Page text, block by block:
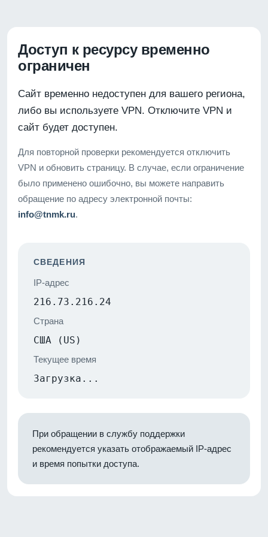
Доступ к ресурсу временно
ограничен
Сайт временно недоступен для вашего региона,
либо вы используете VPN. Отключите VPN и
сайт будет доступен.
Для повторной проверки рекомендуется отключить
VPN и обновить страницу. В случае, если ограничение
было применено ошибочно, вы можете направить
обращение по адресу электронной почты:
info@tnmk.ru.
СВЕДЕНИЯ
IP-адрес
216.73.216.24
Страна
США (US)
Текущее время
Загрузка...
При обращении в службу поддержки
рекомендуется указать отображаемый IP-адрес
и время попытки доступа.